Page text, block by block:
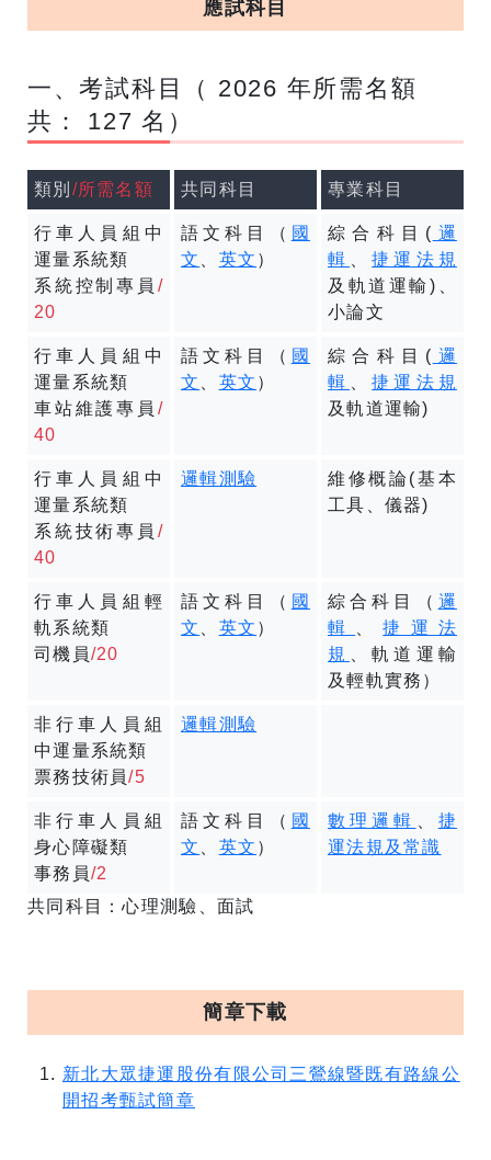
應試科目
一、考試科目（ 2026 年所需名額
共： 127 名）
類別 /所需名額 共同科目 專業科目
行車人員組中
運量系統類
系統控制專員 /
20
語文科目（ 國
文
英文 ）
綜合科目( 邏
輯
、捷運法規
及軌道運輸)、
小論文
行車人員組中
運量系統類
車站維護專員 /
40
語文科目（ 國
文
英文 ）
綜合科目( 邏
輯
、捷運法規
及軌道運輸)
行車人員組中
運量系統類
系統技術專員 /
40
邏輯測驗
維修概論(基本
工具、儀器)
行車人員組輕
軌系統類
司機員/20
語文科目（ 國
文
英文 ）
綜合科目（ 邏
輯
、捷運法
規
、軌道運輸
及輕軌實務）
非行車人員組
中運量系統類
票務技術員/5
邏輯測驗
非行車人員組
身心障礙類
事務員/2
語文科目（ 國
文
英文 ）
數理邏輯
捷
運法規及常識
共同科目：心理測驗、面試
簡章下載
新北大眾捷運股份有限公司三鶯線暨既有路線公
開招考甄試簡章